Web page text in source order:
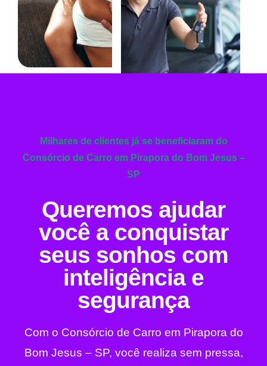
Milhares de clientes já se beneficiaram do
Consórcio de Carro em Pirapora do Bom Jesus –
SP
Queremos ajudar
você a conquistar
seus sonhos com
inteligência e
segurança
Com o Consórcio de Carro em Pirapora do
Bom Jesus – SP, você realiza sem pressa,